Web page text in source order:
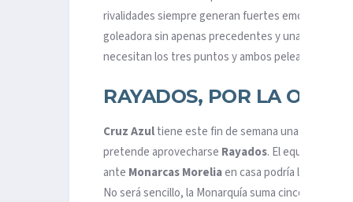
rivalidades siempre generan fuertes emociones.
goleadora sin apenas precedentes y unas
necesitan los tres puntos y ambos pelearán por
RAYADOS, POR LA
Cruz Azultiene este fin de semana una de las
pretende aprovecharse Rayados. El equipo que
ante Monarcas Moreliaen casa podría llevarles a
No será sencillo, la Monarquía suma cinco partidos